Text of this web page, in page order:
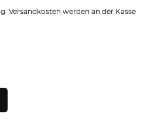
Versandkosten werden an der Kasse